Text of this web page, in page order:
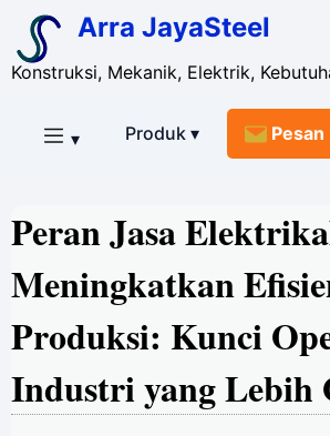
Arra JayaSteel
Konstruksi, Mekanik, Elektrik,
▾ Produk ▾ Pesan
Peran Jasa
Meningkatkan
Produksi: Kunci
Industri yang Lebih